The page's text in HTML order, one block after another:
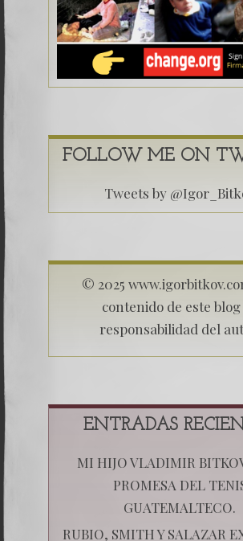
FOLLOW ME ON
Tweets by
© 2025
contenido de este blog
responsabilidad del
ENTRADAS
MI HIJO VLADIMIR
PROMESA DEL
GUATEMALTECO.
RUBIO, SMITH Y SALAZAR